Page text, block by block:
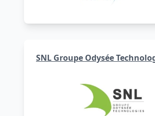
SNL Groupe Odysée